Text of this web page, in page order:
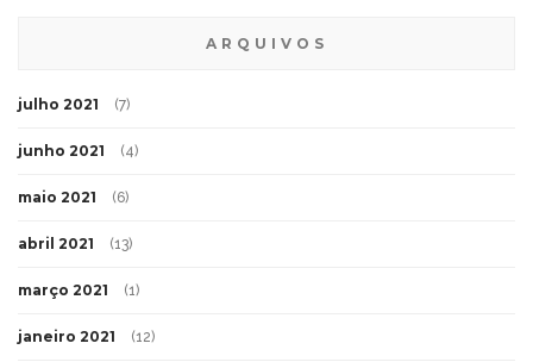
ARQUIVOS
julho 2021 (7)
junho 2021 (4)
maio 2021 (6)
abril 2021 (13)
março 2021 (1)
janeiro 2021 (12)